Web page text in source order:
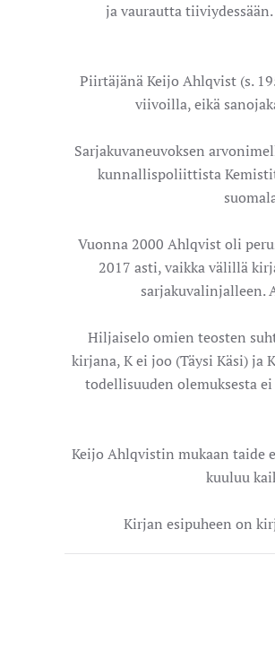
ja vaurautta
Piirtäjänä Keijo Ahlqvist (s.
viivoilla, eikä
Sarjakuvaneuvoksen
kunnallispoliittista
Vuonna 2000 Ahlqvist oli
2017 asti, vaikka välillä
sarjakuvalinjalleen.
Hiljaiselo omien teosten
kirjana, K ei joo (Täysi Käsi) ja
todellisuuden olemuksesta
Keijo Ahlqvistin mukaan taide
kuuluu
Kirjan esipuheen on